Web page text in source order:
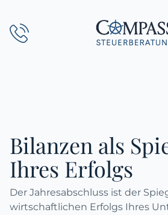
zum
Hauptinhalt
Bilanzen als
Ihres Erfolgs
Der Jahresabschluss ist der
wirtschaftlichen Erfolgs Ihres